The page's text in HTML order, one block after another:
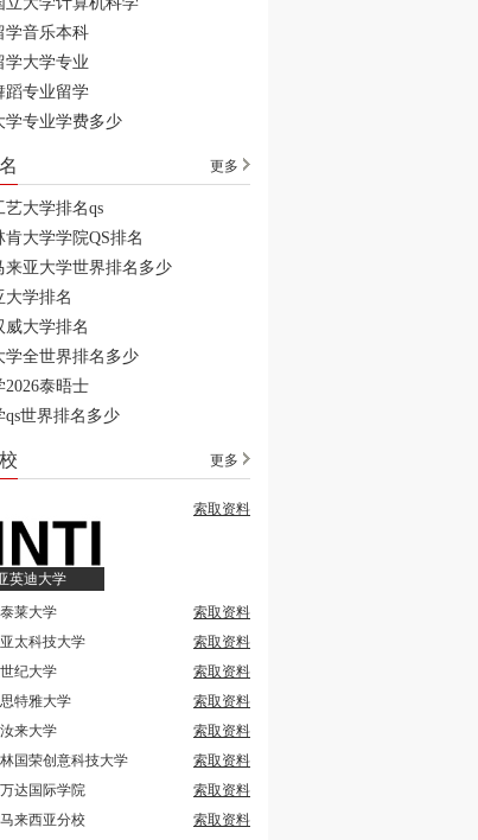
学音乐本科
学大学专业
蹈专业留学
学专业学费多少
更多
艺大学排名qs
大学学院QS排名
来亚大学世界排名多少
大学排名
威大学排名
学全世界排名多少
泰晤士
qs世界排名多少
更多
索取资料
英迪大学
索取资料
莱大学
索取资料
太科技大学
索取资料
纪大学
索取资料
特雅大学
索取资料
来大学
索取资料
国荣创意科技大学
索取资料
达国际学院
索取资料
来西亚分校